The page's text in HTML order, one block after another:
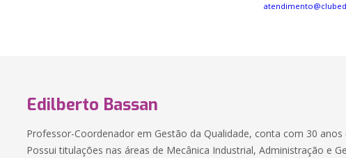
Edilberto Bassan
Professor-Coordenador em Gestão da Qualidade, conta com 30 anos
Possui titulações nas áreas de Mecânica Industrial, Administração e